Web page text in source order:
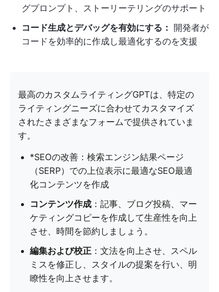
グプロンプト、ストーリーテリングのサポート
コード生成とデバッグを有効にする：
開発者が
コードを効率的に作成し最適化するのを支援
最高のカスタムライティングGPTは、特定の
ライティングニーズに合わせてカスタマイズ
されたさまざまなフォームで提供されていま
す。
*SEOの改善：検索エンジン結果ページ
（SERP）での上位表示に最適なSEO最適
化コンテンツを作成
コンテンツ作成 ：記事、ブログ投稿、マー
ケティングコピーを作成して生産性を向上
させ、時間を節約しましょう。
編集および校正 ：文法を向上させ、スペル
ミスを修正し、スタイルの提案を行い、明
瞭性を向上させます。